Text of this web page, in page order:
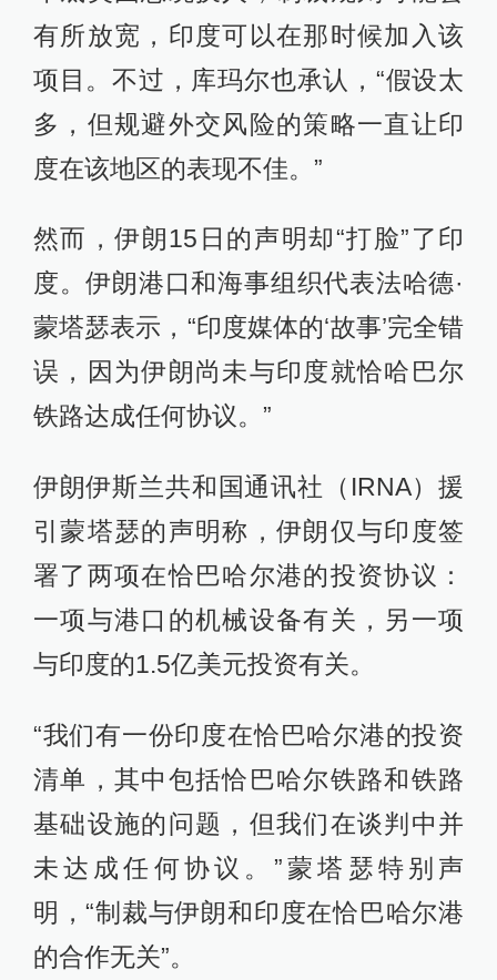
有所放宽，印度可以在那时候加入该
项目。不过，库玛尔也承认，“假设太
多，但规避外交风险的策略一直让印
度在该地区的表现不佳。”
然而，伊朗15日的声明却“打脸”了印
度。伊朗港口和海事组织代表法哈德·
蒙塔瑟表示，“印度媒体的‘故事’完全错
误，因为伊朗尚未与印度就恰哈巴尔
铁路达成任何协议。”
伊朗伊斯兰共和国通讯社（IRNA）援
引蒙塔瑟的声明称，伊朗仅与印度签
署了两项在恰巴哈尔港的投资协议：
一项与港口的机械设备有关，另一项
与印度的1.5亿美元投资有关。
“我们有一份印度在恰巴哈尔港的投资
清单，其中包括恰巴哈尔铁路和铁路
基础设施的问题，但我们在谈判中并
未达成任何协议。”蒙塔瑟特别声
明，“制裁与伊朗和印度在恰巴哈尔港
的合作无关”。